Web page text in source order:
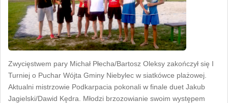
Zwycięstwem pary Michał Płecha/Bartosz Oleksy zakończył się I
Turniej o Puchar Wójta Gminy Niebylec w siatkówce plażowej.
Aktualni mistrzowie Podkarpacia pokonali w finale duet Jakub
Jagielski/Dawid Kędra. Młodzi brzozowianie swoim występem